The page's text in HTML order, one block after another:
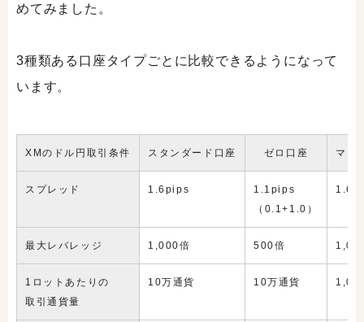
めてみました。
3種類ある口座タイプごとに比較できるようになって
います。
XMのドル円取引条件 スタンダード口座 ゼロ口座 マイ
スプレッド 1.6pips
1.1pips
（0.1+1.0）
最大レバレッジ 1,000倍 500倍
1ロットあたりの
取引通貨量
10万通貨 10万通貨